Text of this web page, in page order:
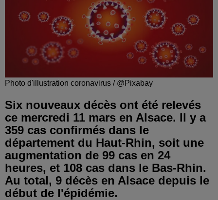
Photo d'illustration coronavirus / @Pixabay
Six nouveaux décès ont été relevés
ce mercredi 11 mars en Alsace. Il y a
359 cas confirmés dans le
département du Haut-Rhin, soit une
augmentation de 99 cas en 24
heures, et 108 cas dans le Bas-Rhin.
Au total, 9 décès en Alsace depuis le
début de l'épidémie.